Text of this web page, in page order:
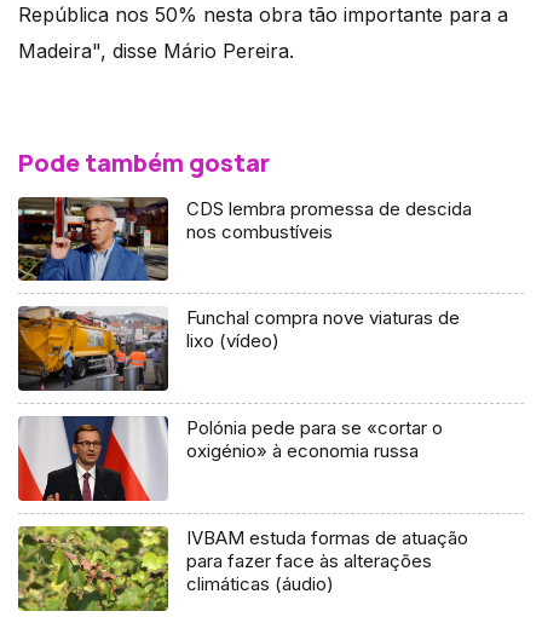
República nos 50% nesta obra tão importante para a
Madeira", disse Mário Pereira.
Pode também gostar
CDS lembra promessa de descida
nos combustíveis
Funchal compra nove viaturas de
lixo (vídeo)
Polónia pede para se «cortar o
oxigénio» à economia russa
IVBAM estuda formas de atuação
para fazer face às alterações
climáticas (áudio)